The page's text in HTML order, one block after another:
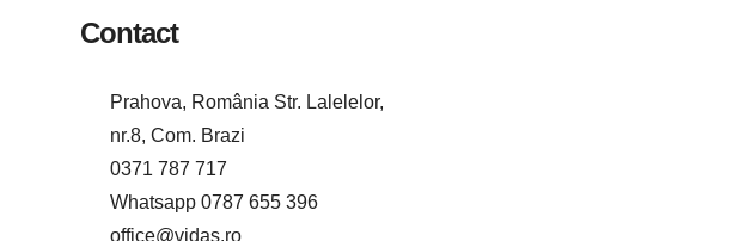
Contact
Prahova, România Str. Lalelelor,
nr.8, Com. Brazi
0371 787 717
Whatsapp 0787 655 396
office@vidas.ro